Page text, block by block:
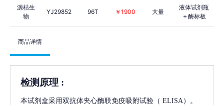
源桔生
物
YJ29852 96T ￥1900 大量
液体试剂瓶
＋酶标板
商品详情
检测原理 :
本试剂盒采用双抗体夹心酶联免疫吸附试验（ ELISA）。